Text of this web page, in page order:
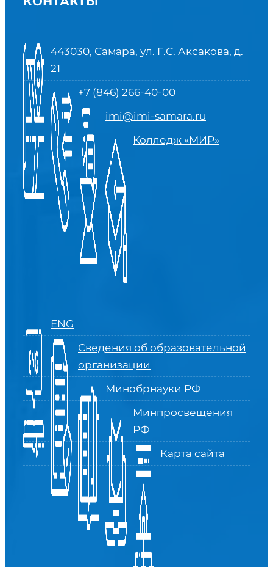
443030, Самара, ул. Г.С. Аксакова, д.
21
+7 (846) 266-40-00
imi@imi-samara.ru
Колледж «МИР»
ENG
Сведения об образовательной
организации
Минобрнауки РФ
Минпросвещения
РФ
Карта сайта